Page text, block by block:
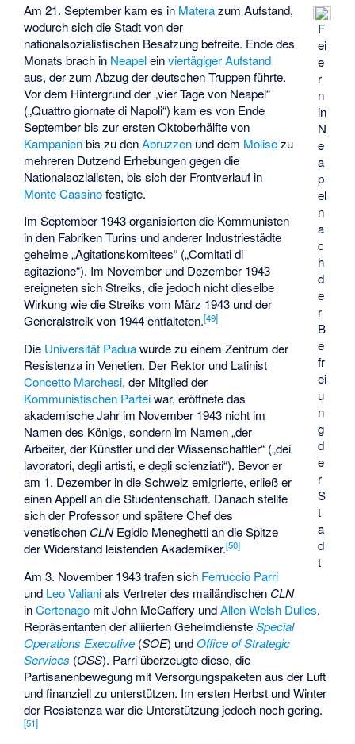
F
ei
e
r
n
in
N
e
a
p
el
n
a
c
h
d
e
r
B
e
fr
ei
u
n
g
d
e
r
S
t
a
d
t
Am 21. September kam es in Materazum Aufstand,
wodurch sich die Stadt von der
nationalsozialistischen Besatzung befreite. Ende des
Monats brach in Neapeleinviertägiger Aufstand
aus, der zum Abzug der deutschen Truppen führte.
Vor dem Hintergrund der „vier Tage von Neapel“
(„Quattro giornate di Napoli“) kam es von Ende
September bis zur ersten Oktoberhälfte von
Kampanienbis zu denAbruzzen und dem Molisezu
mehreren Dutzend Erhebungen gegen die
Nationalsozialisten, bis sich der Frontverlauf in
Monte Cassinofestigte.
Im September 1943 organisierten die Kommunisten
in den Fabriken Turins und anderer Industriestädte
geheime „Agitationskomitees“ („Comitati di
agitazione“). Im November und Dezember 1943
ereigneten sich Streiks, die jedoch nicht dieselbe
Wirkung wie die Streiks vom März 1943 und der
Generalstreik von 1944 entfalteten.[49]
Die Universität Paduawurde zu einem Zentrum der
Resistenza in Venetien. Der Rektor und Latinist
Concetto Marchesi, der Mitglied der
Kommunistischen Parteiwar, eröffnete das
akademische Jahr im November 1943 nicht im
Namen des Königs, sondern im Namen „der
Arbeiter, der Künstler und der Wissenschaftler“ („dei
lavoratori, degli artisti, e degli scienziati“). Bevor er
am 1. Dezember in die Schweiz emigrierte, erließ er
einen Appell an die Studentenschaft. Danach stellte
sich der Professor und spätere Chef des
venetischen CLN Egidio Meneghettian die Spitze
der Widerstand leistenden Akademiker.[50]
Am 3. November 1943 trafen sich Ferruccio Parri
und Leo Valianials Vertreter des mailändischen CLN
inCertenago mit John McCaffery undAllen Welsh Dulles,
Repräsentanten der alliierten GeheimdiensteSpecial
Operations Executive (SOE) undOffice of Strategic
Services (OSS). Parri überzeugte diese, die
Partisanenbewegung mit Versorgungspaketen aus der Luft
und finanziell zu unterstützen. Im ersten Herbst und Winter
der Resistenza war die Unterstützung jedoch noch gering.
[51]